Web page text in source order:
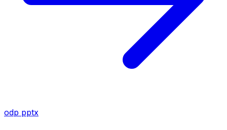
odp pptx